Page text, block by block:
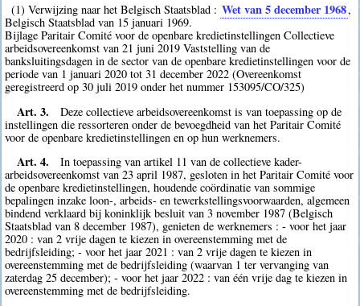
(1) Verwijzing naar het Belgisch Staatsblad : Wet van 5 december 1968,
Belgisch Staatsblad van 15 januari 1969.
Bijlage Paritair Comité voor de openbare kredietinstellingen Collectieve
arbeidsovereenkomst van 21 juni 2019 Vaststelling van de
banksluitingsdagen in de sector van de openbare kredietinstellingen voor de
periode van 1 januari 2020 tot 31 december 2022 (Overeenkomst
geregistreerd op 30 juli 2019 onder het nummer 153095/CO/325)
Art. 3.
Deze collectieve arbeidsovereenkomst is van toepassing op de
instellingen die ressorteren onder de bevoegdheid van het Paritair Comité
voor de openbare kredietinstellingen en op hun werknemers.
Art. 4.
In toepassing van artikel 11 van de collectieve kader-
arbeidsovereenkomst van 23 april 1987, gesloten in het Paritair Comité voor
de openbare kredietinstellingen, houdende coördinatie van sommige
bepalingen inzake loon-, arbeids- en tewerkstellingsvoorwaarden, algemeen
bindend verklaard bij koninklijk besluit van 3 november 1987 (Belgisch
Staatsblad van 8 december 1987), genieten de werknemers : - voor het jaar
2020 : van 2 vrije dagen te kiezen in overeenstemming met de
bedrijfsleiding; - voor het jaar 2021 : van 2 vrije dagen te kiezen in
overeenstemming met de bedrijfsleiding (waarvan 1 ter vervanging van
zaterdag 25 december); - voor het jaar 2022 : van één vrije dag te kiezen in
overeenstemming met de bedrijfsleiding.